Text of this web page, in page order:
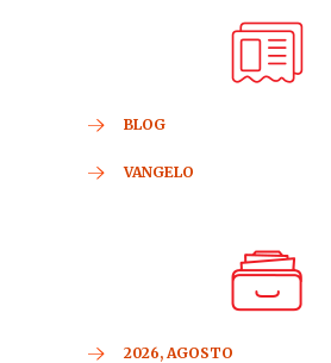
BLOG
VANGELO
2026, AGOSTO